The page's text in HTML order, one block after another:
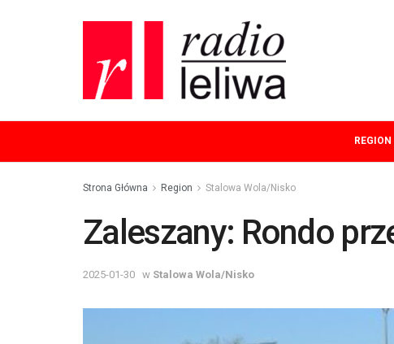
REGION
Strona Główna Region Stalowa Wola/Nisko
Zaleszany: Rondo
2025-01-30 w Stalowa Wola/Nisko